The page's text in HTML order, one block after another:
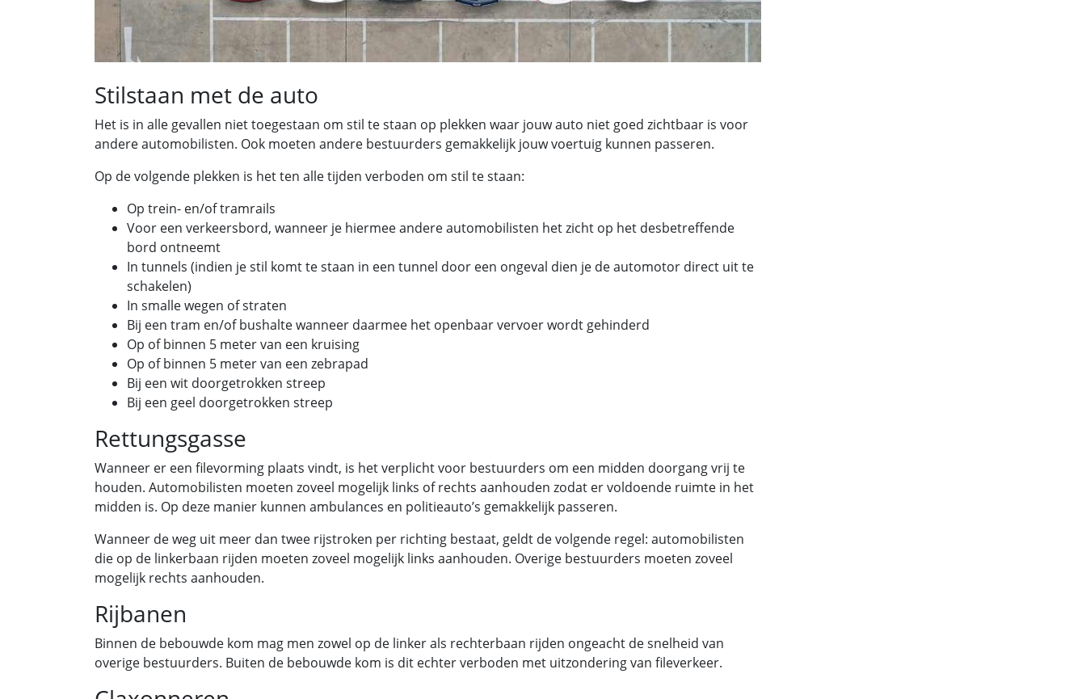
Stilstaan met de auto
Het is in alle gevallen niet toegestaan om stil te staan op plekken waar jouw auto niet goed zichtbaar is voor
andere automobilisten. Ook moeten andere bestuurders gemakkelijk jouw voertuig kunnen passeren.
Op de volgende plekken is het ten alle tijden verboden om stil te staan:
Op trein- en/of tramrails
Voor een verkeersbord, wanneer je hiermee andere automobilisten het zicht op het desbetreffende
bord ontneemt
In tunnels (indien je stil komt te staan in een tunnel door een ongeval dien je de automotor direct uit te
schakelen)
In smalle wegen of straten
Bij een tram en/of bushalte wanneer daarmee het openbaar vervoer wordt gehinderd
Op of binnen 5 meter van een kruising
Op of binnen 5 meter van een zebrapad
Bij een wit doorgetrokken streep
Bij een geel doorgetrokken streep
Rettungsgasse
Wanneer er een filevorming plaats vindt, is het verplicht voor bestuurders om een midden doorgang vrij te
houden. Automobilisten moeten zoveel mogelijk links of rechts aanhouden zodat er voldoende ruimte in het
midden is. Op deze manier kunnen ambulances en politieauto’s gemakkelijk passeren.
Wanneer de weg uit meer dan twee rijstroken per richting bestaat, geldt de volgende regel: automobilisten
die op de linkerbaan rijden moeten zoveel mogelijk links aanhouden. Overige bestuurders moeten zoveel
mogelijk rechts aanhouden.
Rijbanen
Binnen de bebouwde kom mag men zowel op de linker als rechterbaan rijden ongeacht de snelheid van
overige bestuurders. Buiten de bebouwde kom is dit echter verboden met uitzondering van fileverkeer.